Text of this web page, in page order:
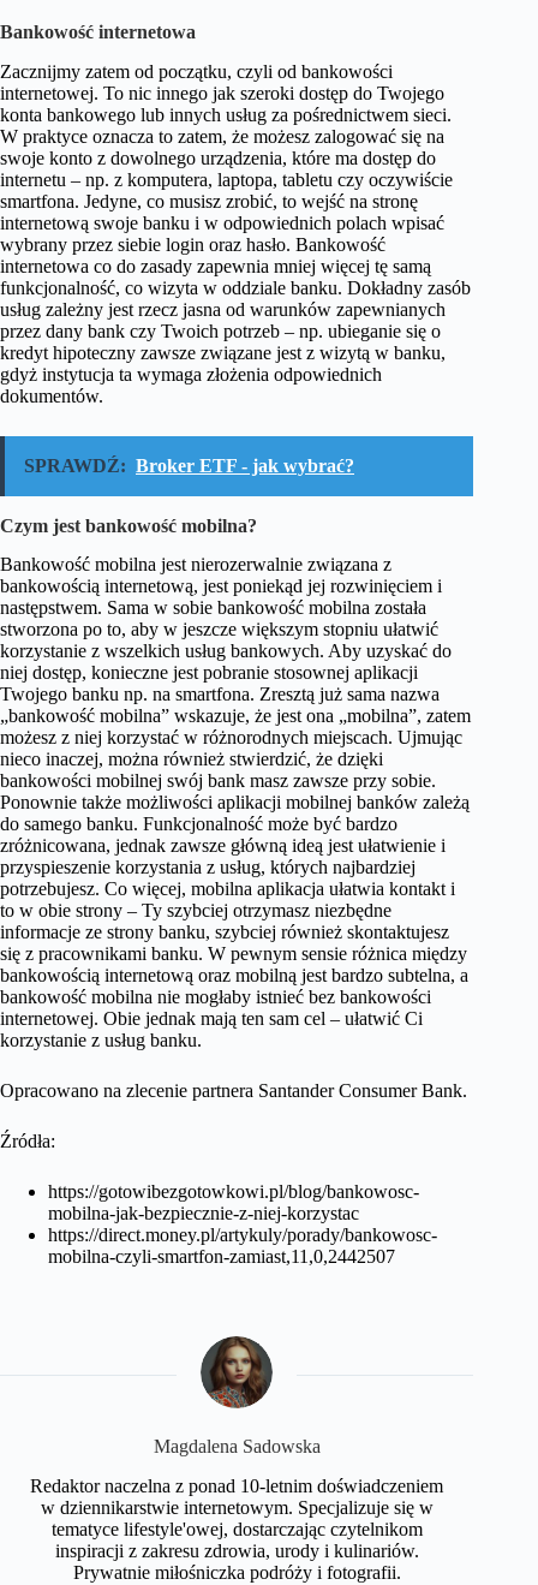
Bankowość internetowa
Zacznijmy zatem od początku, czyli od bankowości
internetowej. To nic innego jak szeroki dostęp do Twojego
konta bankowego lub innych usług za pośrednictwem sieci.
W praktyce oznacza to zatem, że możesz zalogować się na
swoje konto z dowolnego urządzenia, które ma dostęp do
internetu – np. z komputera, laptopa, tabletu czy oczywiście
smartfona. Jedyne, co musisz zrobić, to wejść na stronę
internetową swoje banku i w odpowiednich polach wpisać
wybrany przez siebie login oraz hasło. Bankowość
internetowa co do zasady zapewnia mniej więcej tę samą
funkcjonalność, co wizyta w oddziale banku. Dokładny zasób
usług zależny jest rzecz jasna od warunków zapewnianych
przez dany bank czy Twoich potrzeb – np. ubieganie się o
kredyt hipoteczny zawsze związane jest z wizytą w banku,
gdyż instytucja ta wymaga złożenia odpowiednich
dokumentów.
SPRAWDŹ: Broker ETF - jak wybrać?
Czym jest bankowość mobilna?
Bankowość mobilna jest nierozerwalnie związana z
bankowością internetową, jest poniekąd jej rozwinięciem i
następstwem. Sama w sobie bankowość mobilna została
stworzona po to, aby w jeszcze większym stopniu ułatwić
korzystanie z wszelkich usług bankowych. Aby uzyskać do
niej dostęp, konieczne jest pobranie stosownej aplikacji
Twojego banku np. na smartfona. Zresztą już sama nazwa
„bankowość mobilna” wskazuje, że jest ona „mobilna”, zatem
możesz z niej korzystać w różnorodnych miejscach. Ujmując
nieco inaczej, można również stwierdzić, że dzięki
bankowości mobilnej swój bank masz zawsze przy sobie.
Ponownie także możliwości aplikacji mobilnej banków zależą
do samego banku. Funkcjonalność może być bardzo
zróżnicowana, jednak zawsze główną ideą jest ułatwienie i
przyspieszenie korzystania z usług, których najbardziej
potrzebujesz. Co więcej, mobilna aplikacja ułatwia kontakt i
to w obie strony – Ty szybciej otrzymasz niezbędne
informacje ze strony banku, szybciej również skontaktujesz
się z pracownikami banku. W pewnym sensie różnica między
bankowością internetową oraz mobilną jest bardzo subtelna, a
bankowość mobilna nie mogłaby istnieć bez bankowości
internetowej. Obie jednak mają ten sam cel – ułatwić Ci
korzystanie z usług banku.
Opracowano na zlecenie partnera Santander Consumer Bank.
Źródła:
https://gotowibezgotowkowi.pl/blog/bankowosc-
mobilna-jak-bezpiecznie-z-niej-korzystac
https://direct.money.pl/artykuly/porady/bankowosc-
mobilna-czyli-smartfon-zamiast,11,0,2442507
Magdalena Sadowska
Redaktor naczelna z ponad 10-letnim doświadczeniem
w dziennikarstwie internetowym. Specjalizuje się w
tematyce lifestyle'owej, dostarczając czytelnikom
inspiracji z zakresu zdrowia, urody i kulinariów.
Prywatnie miłośniczka podróży i fotografii.